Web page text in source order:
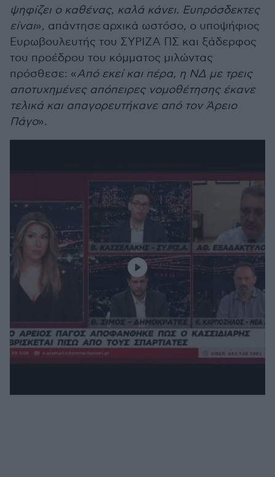
ψηφίζει ο καθένας, καλά κάνει. Ευπρόσδεκτες
είναι», απάντησε αρχικά ωστόσο, ο υποψήφιος
Ευρωβουλευτής του ΣΥΡΙΖΑ ΠΣ και ξάδερφος
του προέδρου του κόμματος μιλώντας
πρόσθεσε: «Από εκεί και πέρα, η ΝΔ με τρεις
αποτυχημένες απόπειρες νομοθέτησης έκανε
τελικά και απαγορευτήκανε από τον Άρειο
Πάγο».